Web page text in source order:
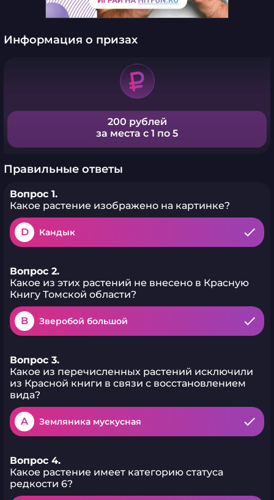
Информация о призах
200 рублей
за места с 1 по 5
Правильные ответы
Вопрос 1.
Какое растение изображено на картинке?
D Кандык
Вопрос 2.
Какое из этих растений не внесено в Красную
Книгу Томской области?
B Зверобой большой
Вопрос 3.
Какое из перечисленных растений исключили
из Красной книги в связи с восстановлением
вида?
A Земляника мускусная
Вопрос 4.
Какое растение имеет категорию статуса
редкости 6?